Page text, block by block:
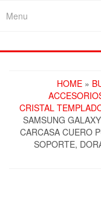
Menu
HOME »
CRISTAL
SAMSUNG
CARCASA CUERO
SOPORTE,